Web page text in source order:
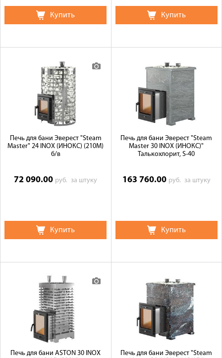
Купить Купить
Печь для бани Эверест "Steam
Master" 24 INOX (ИНОКС) (210М)
б/в
72 090.00 руб.за штуку
Купить
Печь для бани Эверест "Steam
Master 30 INOX (ИНОКС)"
Талькохлорит, S-40
163 760.00 руб. за штуку
Купить
Печь для бани ASTON 30 INOX
Печь для бани Эверест "Steam